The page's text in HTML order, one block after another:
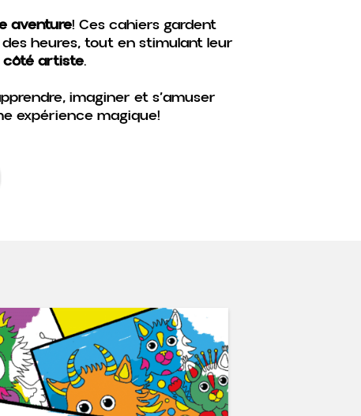
aventure! Ces cahiers gardent
heures, tout en stimulant leur
côté artiste.
imaginer et s’amuser
expérience magique!